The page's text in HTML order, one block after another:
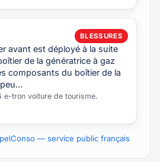
BLESSURES
avant est déployé à la suite
de la génératrice à gaz
composants du boîtier de la
e-tron voiture de tourisme.
— service public français